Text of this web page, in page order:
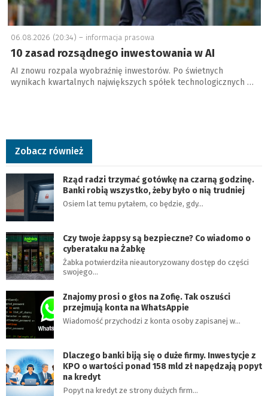
06.08.2026 (20:34) – informacja prasowa
10 zasad rozsądnego inwestowania w AI
AI znowu rozpala wyobraźnię inwestorów. Po świetnych
wynikach kwartalnych największych spółek technologicznych …
Zobacz również
Rząd radzi trzymać gotówkę na czarną godzinę.
Banki robią wszystko, żeby było o nią trudniej
Osiem lat temu pytałem, co będzie, gdy…
Czy twoje żappsy są bezpieczne? Co wiadomo o
cyberataku na Żabkę
Żabka potwierdziła nieautoryzowany dostęp do części
swojego…
Znajomy prosi o głos na Zofię. Tak oszuści
przejmują konta na WhatsAppie
Wiadomość przychodzi z konta osoby zapisanej w…
Dlaczego banki biją się o duże firmy. Inwestycje z
KPO o wartości ponad 158 mld zł napędzają popyt
na kredyt
Popyt na kredyt ze strony dużych firm…